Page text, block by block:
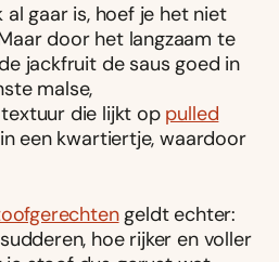
gaar is, hoef je het niet
door het langzaam te
jackfruit de saus goed in
malse,
die lijkt op pulled
een kwartiertje, waardoor
geldt echter:
hoe rijker en voller